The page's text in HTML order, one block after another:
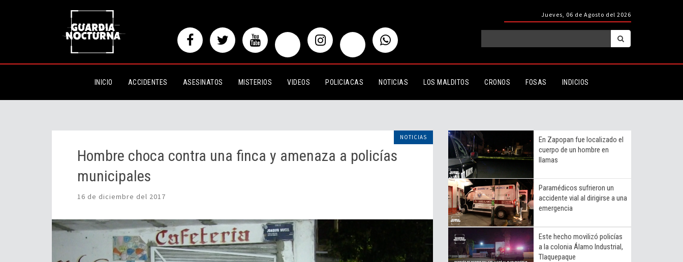
Jueves, 06 de Agosto del 2026
INICIO ACCIDENTES ASESINATOS MISTERIOS VIDEOS POLICIACAS NOTICIAS LOS MALDITOS CRONOS FOSAS INDICIOS
Hombre choca contra una finca y amenaza a policías municipales
NOTICIAS
Hombre choca contra una finca y amenaza a policías
municipales
16 de diciembre del 2017
En Zapopan fue localizado el
cuerpo de un hombre en
llamas
Paramédicos sufrieron un
accidente vial al dirigirse a una
emergencia
Este hecho movilizó policías
a la colonia Álamo Industrial,
Tlaquepaque